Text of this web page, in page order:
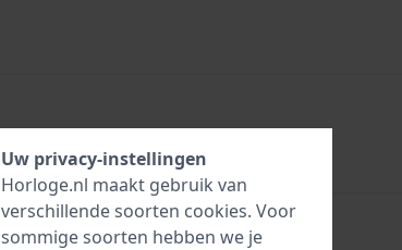
Uw privacy-instellingen
Horloge.nl maakt gebruik van
verschillende soorten cookies. Voor
sommige soorten hebben we je